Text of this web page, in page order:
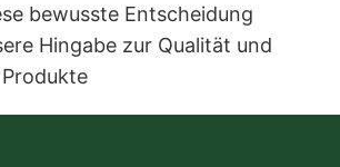
bewusste Entscheidung
Hingabe zur Qualität und